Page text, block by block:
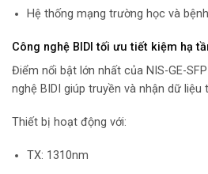
Hệ thống mạng trường học và
Công nghệ BIDI tối ưu tiết kiệm hạ
Điểm nổi bật lớn nhất của NIS-GE-
nghệ BIDI giúp truyền và nhận dữ
Thiết bị hoạt động với:
TX: 1310nm